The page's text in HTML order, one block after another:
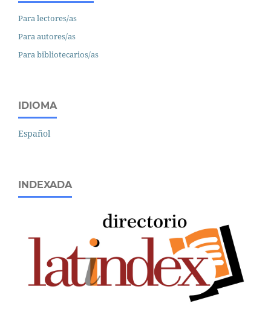
Para lectores/as
Para autores/as
Para bibliotecarios/as
IDIOMA
Español
INDEXADA